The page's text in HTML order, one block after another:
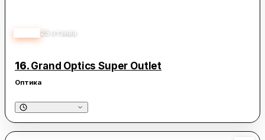
25 отзива
16. Grand Optics Super Outlet
Оптика